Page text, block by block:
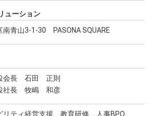
ューション
南青山3-1-30 PASONA SQUARE
会長 石田 正則
社長 牧嶋 和彦
リティ経営支援、教育研修、人事BPO、